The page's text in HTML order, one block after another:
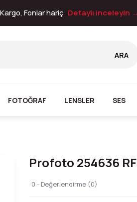
Fonlar hariç Detaylı inceleyin →
ARA
FOTOĞRAF LENSLER SES
Profoto 254636
0 - Değerlendirme (0)